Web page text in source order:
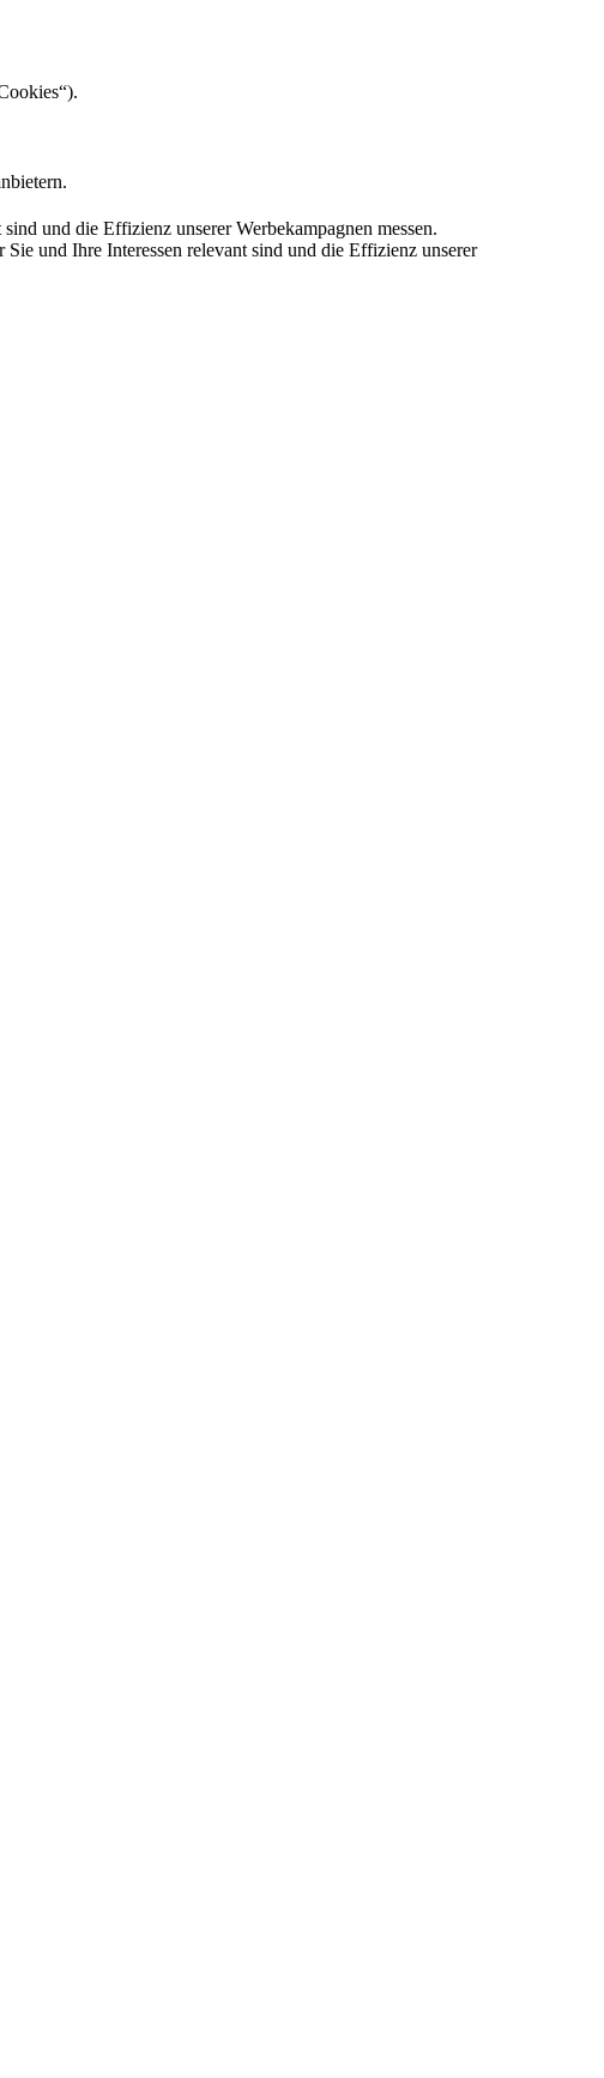
und die Effizienz unserer Werbekampagnen messen.
und Ihre Interessen relevant sind und die Effizienz unserer